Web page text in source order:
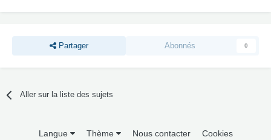
Partager Abonnés 0
Aller sur la liste des sujets
Langue Thème Nous contacter Cookies